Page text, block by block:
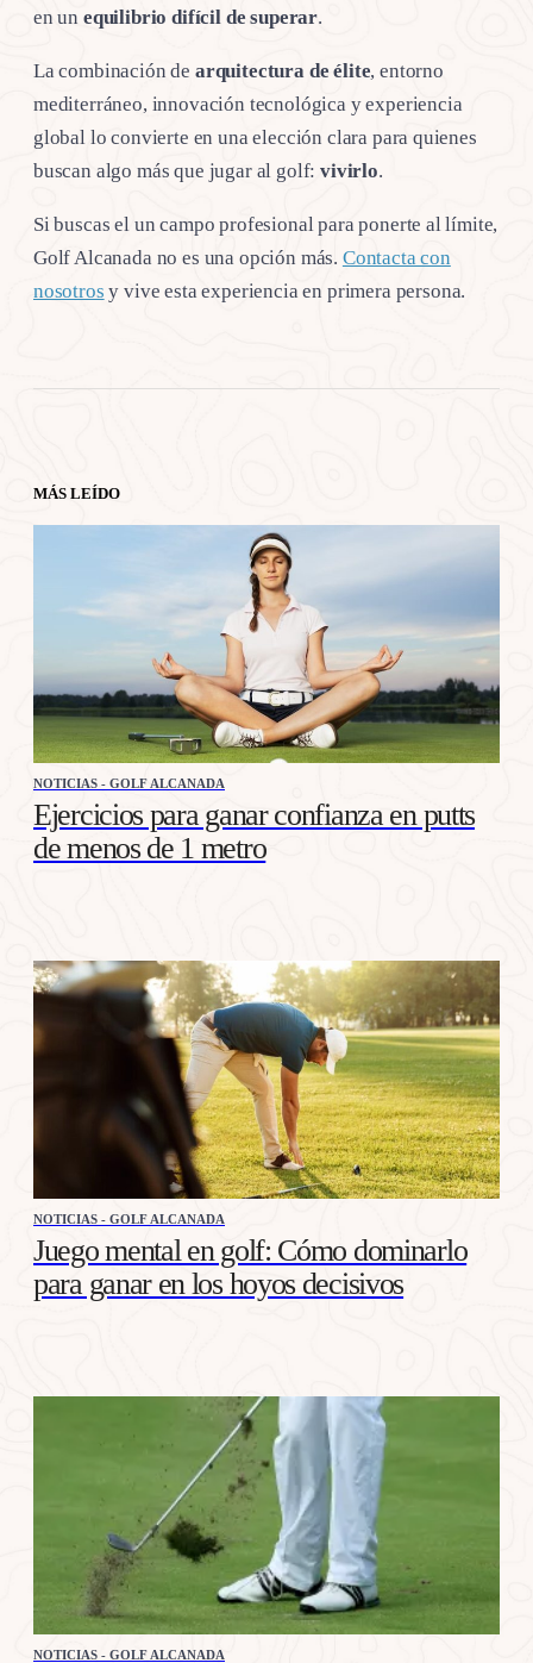
en un equilibrio difícil de superar.
La combinación de arquitectura de élite, entorno
mediterráneo, innovación tecnológica y experiencia
global lo convierte en una elección clara para quienes
buscan algo más que jugar al golf:vivirlo.
Si buscas el un campo profesional para ponerte al límite,
Golf Alcanada no es una opción más. Contacta con
nosotros y vive esta experiencia en primera persona.
MÁS LEÍDO
NOTICIAS - GOLF ALCANADA
Ejercicios para ganar confianza en putts
de menos de 1 metro
NOTICIAS - GOLF ALCANADA
Juego mental en golf: Cómo dominarlo
para ganar en los hoyos decisivos
NOTICIAS - GOLF ALCANADA